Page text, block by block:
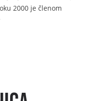
2000 je členom